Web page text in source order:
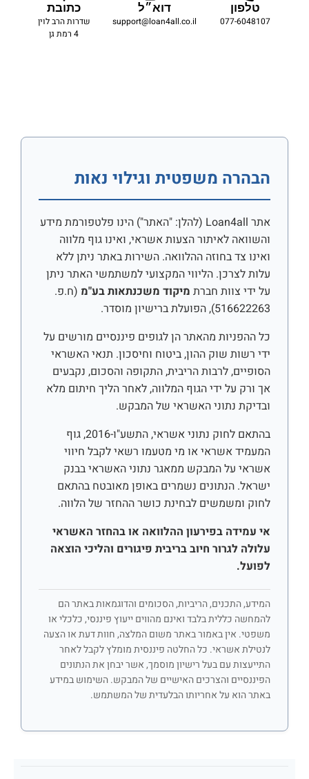
טלפון
077-6048107
דוא״ל
support@loan4all.co.il
כתובת
שדרות הרב לוין
4 רמת גן
הבהרה משפטית וגילוי נאות
אתר Loan4all (להלן: "האתר") הינו פלטפורמת מידע
והשוואה לאיתור הצעות אשראי, ואינו גוף מלווה
ואינו צד בחוזה ההלוואה. השירות באתר ניתן ללא
עלות לצרכן. הליווי המקצועי למשתמשי האתר ניתן
על ידי צוות חברת מיקוד משכנתאות בע"מ (ח.פ.
516622263), הפועלת ברישיון מוסדר.
כל ההפניות מהאתר הן לגופים פיננסיים מורשים על
ידי רשות שוק ההון, ביטוח וחיסכון. תנאי האשראי
הסופיים, לרבות הריבית, התקופה והסכום, נקבעים
אך ורק על ידי הגוף המלווה, לאחר הליך חיתום מלא
ובדיקת נתוני האשראי של המבקש.
בהתאם לחוק נתוני אשראי, התשע"ו-2016, גוף
המעמיד אשראי או מי מטעמו רשאי לקבל חיווי
אשראי על המבקש ממאגר נתוני האשראי בבנק
ישראל. הנתונים נשמרים באופן מאובטח בהתאם
לחוק ומשמשים לבחינת כושר ההחזר של הלווה.
אי עמידה בפירעון ההלוואה או בהחזר האשראי
עלולה לגרור חיוב בריבית פיגורים והליכי הוצאה
לפועל.
המידע, התכנים, הריביות, הסכומים והדוגמאות באתר הם
להמחשה כללית בלבד ואינם מהווים ייעוץ פיננסי, כלכלי או
משפטי. אין באמור באתר משום המלצה, חוות דעת או הצעה
לנטילת אשראי. כל החלטה פיננסית מומלץ לקבל לאחר
התייעצות עם בעל רישיון מוסמך, אשר יבחן את הנתונים
הפיננסיים והצרכים האישיים של המבקש. השימוש במידע
באתר הוא על אחריותו הבלעדית של המשתמש.